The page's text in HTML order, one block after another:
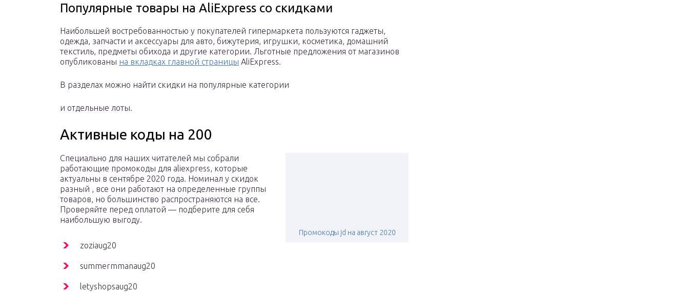
Популярные товары на AliExpress со скидками
Наибольшей востребованностью у покупателей гипермаркета пользуются гаджеты,
одежда, запчасти и аксессуары для авто, бижутерия, игрушки, косметика, домашний
текстиль, предметы обихода и другие категории. Льготные предложения от магазинов
опубликованы на вкладках главной страницы AliExpress.
В разделах можно найти скидки на популярные категории
и отдельные лоты.
Активные коды на 200
Промокоды jd на август 2020
Специально для наших читателей мы собрали
работающие промокоды для aliexpress, которые
актуальны в сентябре 2020 года. Номинал у скидок
разный , все они работают на определенные группы
товаров, но большинство распространяются на все.
Проверяйте перед оплатой — подберите для себя
наибольшую выгоду.
zoziaug20
summermmanaug20
letyshopsaug20